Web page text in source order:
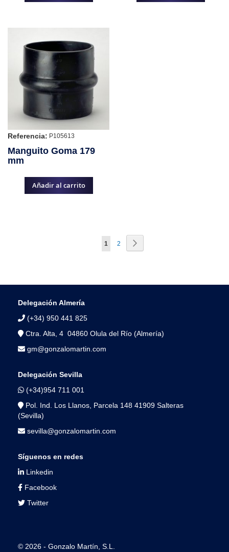
Referencia: P105613
Manguito Goma 179
mm
Añadir al carrito
Página
Actualmente
1 Página
2
Delegación Almería
(+34) 950 441 825
Ctra. Alta, 4 04860 Olula del Río (Almería)
gm@gonzalomartin.com
Delegación Sevilla
(+34)954 711 001
Pol. Ind. Los Llanos, Parcela 148 41909 Salteras
(Sevilla)
sevilla@gonzalomartin.com
Síguenos en redes
Linkedin
Facebook
Twitter
© 2026 - Gonzalo Martín, S.L.